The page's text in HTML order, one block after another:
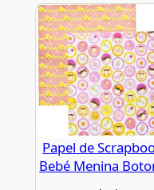
Papel de
Bebé Menina